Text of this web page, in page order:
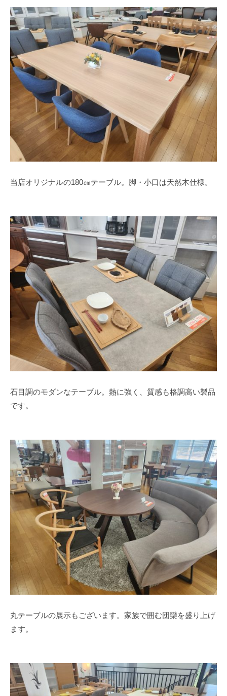
当店オリジナルの180㎝テーブル。脚・小口は天然木仕様。
石目調のモダンなテーブル。熱に強く、質感も格調高い製品
です。
丸テーブルの展示もございます。家族で囲む団欒を盛り上げ
ます。